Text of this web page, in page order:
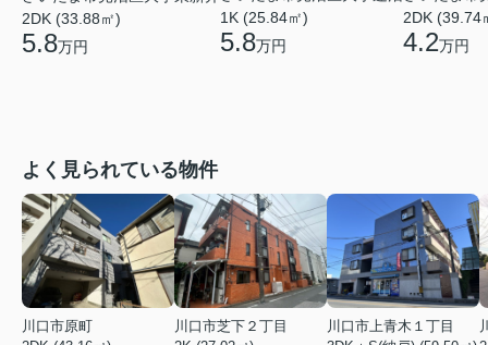
2DK (33.88㎡)
5.8万円
1K (25.84㎡)
5.8万円
2DK (39.74
4.2万円
よく見られている物件
川口市原町
川口市芝下２丁目
川口市上青木１丁目